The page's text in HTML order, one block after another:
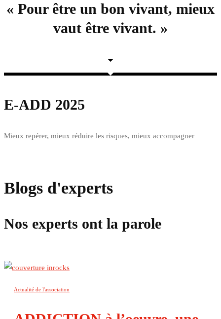
« Pour être un bon vivant, mieux
vaut être vivant. »
E-ADD 2025
Mieux repérer, mieux réduire les risques, mieux accompagner
Blogs d'experts
Nos experts ont la parole
Actualité de l'association